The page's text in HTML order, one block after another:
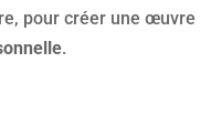
pour créer une œuvre
.